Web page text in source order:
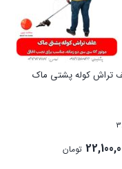
تراش کوله پشتی ماک
تومان